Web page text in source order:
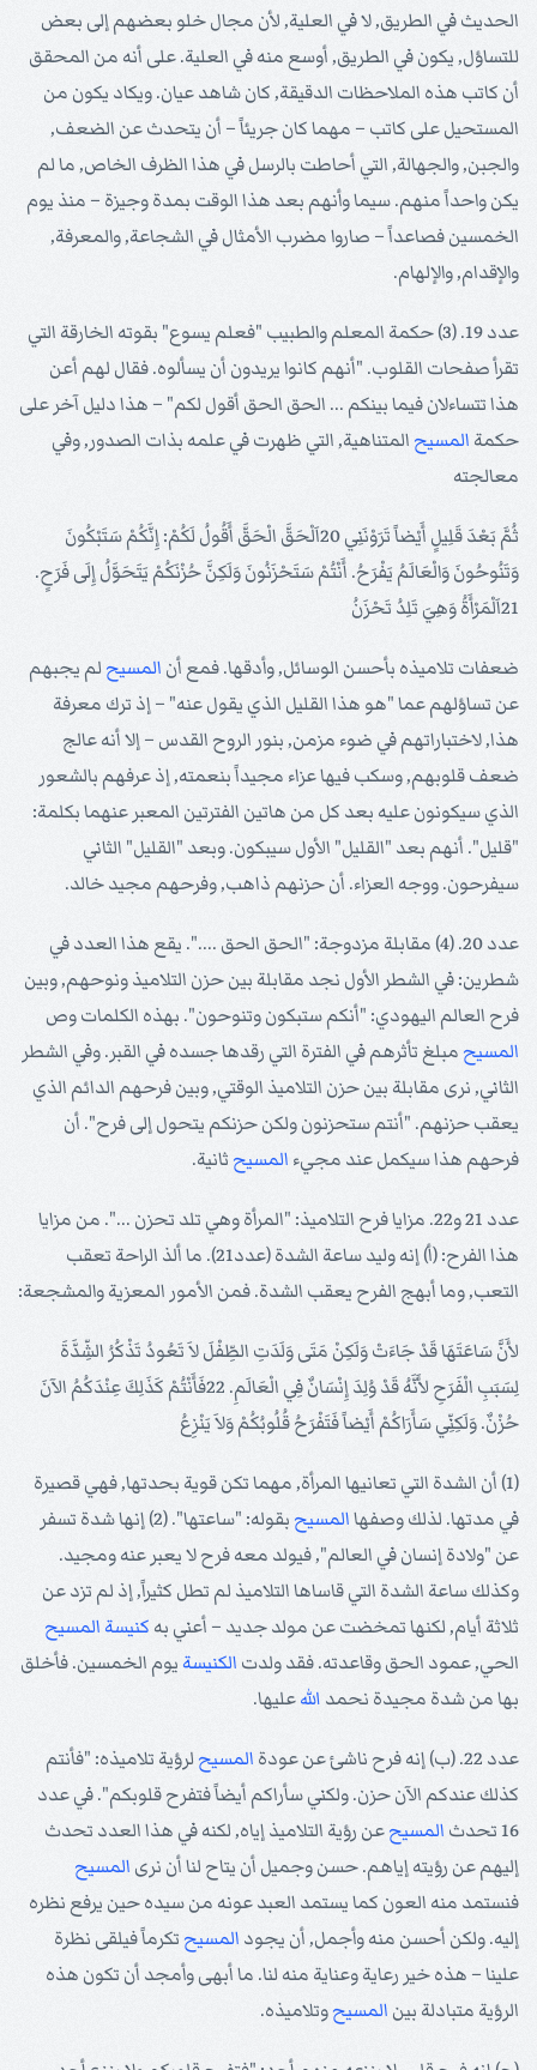
الحديث في الطريق, لا في العلية, لأن مجال خلو بعضهم إلى بعض
للتساؤل, يكون في الطريق, أوسع منه في العلية. على أنه من المحقق
أن كاتب هذه الملاحظات الدقيقة, كان شاهد عيان. ويكاد يكون من
المستحيل على كاتب – مهما كان جريئاً – أن يتحدث عن الضعف,
والجبن, والجهالة, التي أحاطت بالرسل في هذا الظرف الخاص, ما لم
يكن واحداً منهم. سيما وأنهم بعد هذا الوقت بمدة وجيزة – منذ يوم
الخمسين فصاعداً – صاروا مضرب الأمثال في الشجاعة, والمعرفة,
والإقدام, والإلهام.
عدد 19. (3) حكمة المعلم والطبيب "فعلم يسوع" بقوته الخارقة التي
تقرأ صفحات القلوب. "أنهم كانوا يريدون أن يسألوه. فقال لهم أعن
هذا تتساءلان فيما بينكم ... الحق الحق أقول لكم" – هذا دليل آخر على
حكمة المسيح المتناهية, التي ظهرت في علمه بذات الصدور, وفي
معالجته
ثُمَّ بَعْدَ قَلِيلٍ أَيْضاً تَرَوْنَنِي 20اَلْحَقَّ الْحَقَّ أَقُولُ لَكُمْ: إِنَّكُمْ سَتَبْكُونَ
وَتَنُوحُونَ وَالْعَالَمُ يَفْرَحُ. أَنْتُمْ سَتَحْزَنُونَ وَلَكِنَّ حُزْنَكُمْ يَتَحَوَّلُ إِلَى فَرَحٍ.
21اَلْمَرْأَةُ وَهِيَ تَلِدُ تَحْزَنُ
ضعفات تلاميذه بأحسن الوسائل, وأدقها. فمع أن المسيح لم يجبهم
عن تساؤلهم عما "هو هذا القليل الذي يقول عنه" – إذ ترك معرفة
هذا, لاختباراتهم في ضوء مزمن, بنور الروح القدس – إلا أنه عالج
ضعف قلوبهم, وسكب فيها عزاء مجيداً بنعمته, إذ عرفهم بالشعور
الذي سيكونون عليه بعد كل من هاتين الفترتين المعبر عنهما بكلمة:
"قليل". أنهم بعد "القليل" الأول سيبكون. وبعد "القليل" الثاني
سيفرحون. ووجه العزاء. أن حزنهم ذاهب, وفرحهم مجيد خالد.
عدد 20. (4) مقابلة مزدوجة: "الحق الحق ....". يقع هذا العدد في
شطرين: في الشطر الأول نجد مقابلة بين حزن التلاميذ ونوحهم, وبين
فرح العالم اليهودي: "أنكم ستبكون وتنوحون". بهذه الكلمات وص
المسيح مبلغ تأثرهم في الفترة التي رقدها جسده في القبر. وفي الشطر
الثاني, نرى مقابلة بين حزن التلاميذ الوقتي, وبين فرحهم الدائم الذي
يعقب حزنهم. "أنتم ستحزنون ولكن حزنكم يتحول إلى فرح". أن
فرحهم هذا سيكمل عند مجيء المسيح ثانية.
عدد 21 و22. مزايا فرح التلاميذ: "المرأة وهي تلد تحزن ...". من مزايا
هذا الفرح: (أ) إنه وليد ساعة الشدة (عدد21). ما ألذ الراحة تعقب
التعب, وما أبهج الفرح يعقب الشدة. فمن الأمور المعزية والمشجعة:
لأَنَّ سَاعَتَهَا قَدْ جَاءَتْ وَلَكِنْ مَتَى وَلَدَتِ الطِّفْلَ لاَ تَعُودُ تَذْكُرُ الشِّدَّةَ
لِسَبَبِ الْفَرَحِ لأَنَّهُ قَدْ وُلِدَ إِنْسَانٌ فِي الْعَالَمِ. 22فَأَنْتُمْ كَذَلِكَ عِنْدَكُمُ الآنَ
حُزْنٌ. وَلَكِنِّي سَأَرَاكُمْ أَيْضاً فَتَفْرَحُ قُلُوبُكُمْ وَلاَ يَنْزِعُ
(1) أن الشدة التي تعانيها المرأة, مهما تكن قوية بحدتها, فهي قصيرة
في مدتها. لذلك وصفهاالمسيح
بقوله: "ساعتها". (2) إنها شدة تسفر
عن "ولادة إنسان في العالم", فيولد معه فرح لا يعبر عنه ومجيد.
وكذلك ساعة الشدة التي قاساها التلاميذ لم تطل كثيراً, إذ لم تزد عن
ثلاثة أيام, لكنها تمخضت عن مولد جديد – أعني به كنيسة المسيح
الحي, عمود الحق وقاعدته. فقد ولدت الكنيسةيوم الخمسين. فأخلق
بها من شدة مجيدة نحمد اللهعليها.
عدد 22. (ب) إنه فرح ناشئ عن عودة المسيح لرؤية تلاميذه: "فأنتم
كذلك عندكم الآن حزن. ولكني سأراكم أيضاً فتفرح قلوبكم". في عدد
16 تحدث
المسيحعن رؤية التلاميذ إياه, لكنه في هذا العدد تحدث
إليهم عن رؤيته إياهم. حسن وجميل أن يتاح لنا أن نرى المسيح
فنستمد منه العون كما يستمد العبد عونه من سيده حين يرفع نظره
إليه. ولكن أحسن منه وأجمل, أن يجود المسيح تكرماً فيلقى نظرة
علينا – هذه خير رعاية وعناية منه لنا. ما أبهى وأمجد أن تكون هذه
الرؤية متبادلة بين المسيحوتلاميذه.